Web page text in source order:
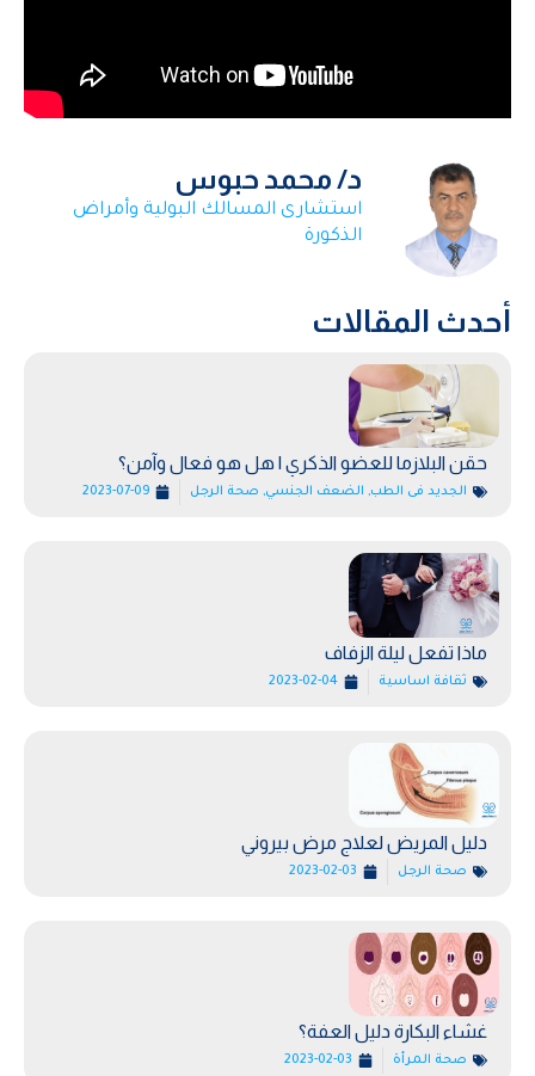
أحدث المقالات
حقن البلازما للعضو الذكري | هل هو فعال وآمن؟
الجديد فى الطب, الضعف الجنسي, صحة الرجل 2023-07-09
ماذا تفعل ليلة الزفاف
ثقافة اساسية 2023-02-04
دليل المريض لعلاج مرض بيروني
صحة الرجل 2023-02-03
غشاء البكارة دليل العفة؟
صحة المرأة 2023-02-03
د/ محمد حبوس
استشارى المسالك البولية وأمراض
الذكورة